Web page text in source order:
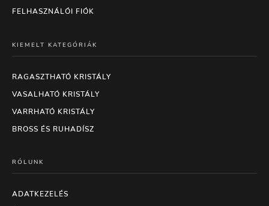
FELHASZNÁLÓI FIÓK
KIEMELT KATEGÓRIÁK
RAGASZTHATÓ KRISTÁLY
VASALHATÓ KRISTÁLY
VARRHATÓ KRISTÁLY
BROSS ÉS RUHADÍSZ
RÓLUNK
ADATKEZELÉS